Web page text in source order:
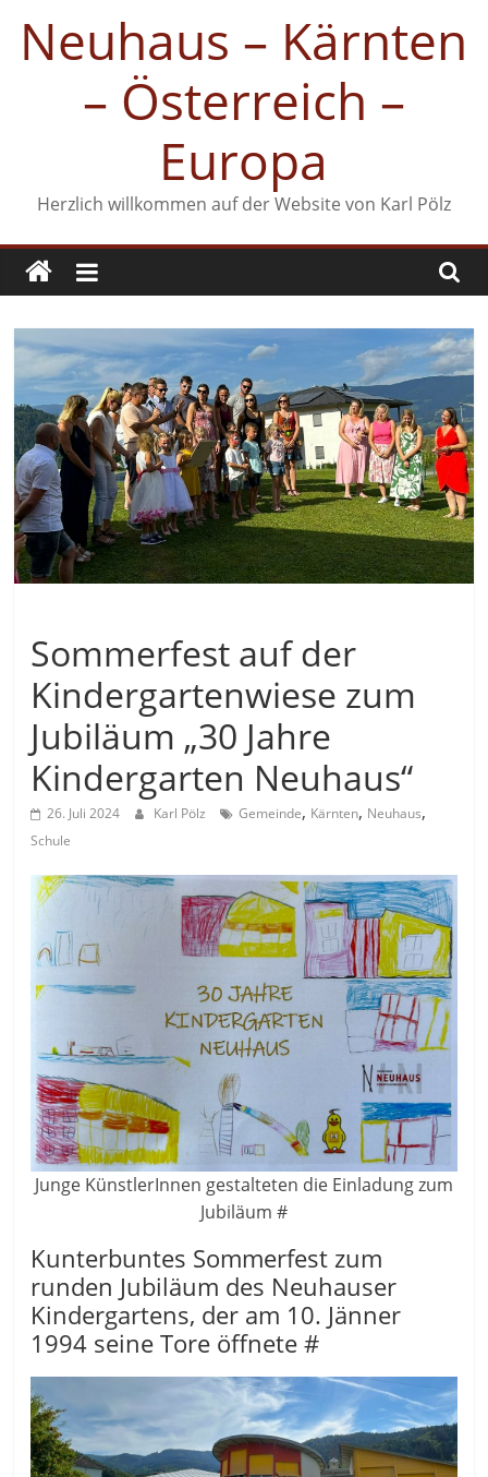
Inhalt
springen
Neuhaus – Kärnten
– Österreich –
Europa
Herzlich willkommen auf der Website von Karl Pölz
Sommerfest auf der
Kindergartenwiese zum
Jubiläum „30 Jahre
Kindergarten Neuhaus“
26. Juli 2024 Karl Pölz Gemeinde, Kärnten, Neuhaus,
Schule
Junge KünstlerInnen gestalteten die Einladung zum
Jubiläum #
Kunterbuntes Sommerfest zum
runden Jubiläum des Neuhauser
Kindergartens, der am 10. Jänner
1994 seine Tore öffnete #